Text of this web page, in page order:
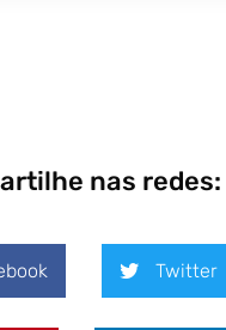
nas redes:
Twitter